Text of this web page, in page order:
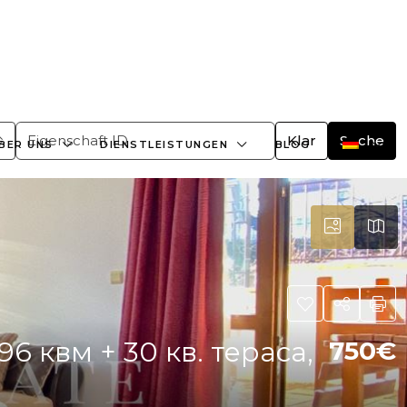
UNS DIENSTLEISTUNGEN BLOG
Klar Suche
квм + 30 кв. тераса, 750€